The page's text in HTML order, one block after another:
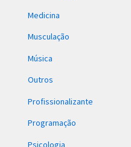
Medicina
Musculação
Música
Outros
Profissionalizante
Programação
Psicologia